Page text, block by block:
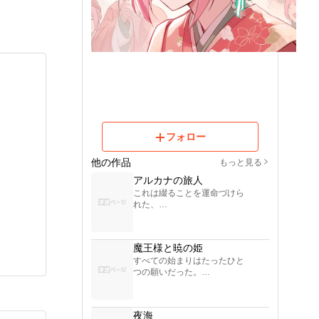
フォロー
他の作品
もっと見る
アルカナの旅人
これは綴ることを運命づけら
れた、
旅した場所の記憶《きろ
く》。
心に記憶《ほぞん》しておけ
魔王様と暁の姫
すべての始まりはたったひと
つの願いだった。
“大切な人を失いたくない”
夜海